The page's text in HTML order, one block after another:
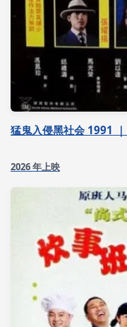
猛鬼入侵黑社会 1991
2026 年上映